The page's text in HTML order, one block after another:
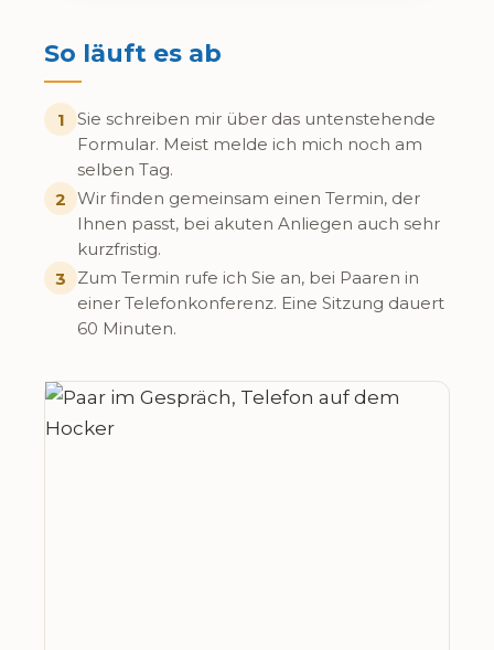
So läuft es ab
1
Sie schreiben mir über das untenstehende
Formular. Meist melde ich mich noch am
selben Tag.
2 Wir finden gemeinsam einen Termin, der
Ihnen passt, bei akuten Anliegen auch sehr
kurzfristig.
3
Zum Termin rufe ich Sie an, bei Paaren in
einer Telefonkonferenz. Eine Sitzung dauert
60 Minuten.